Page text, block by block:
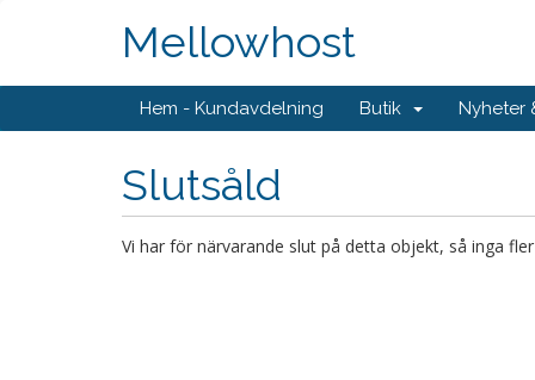
Mellowhost
Hem - Kundavdelning Butik Nyheter
Slutsåld
Vi har för närvarande slut på detta objekt, så inga